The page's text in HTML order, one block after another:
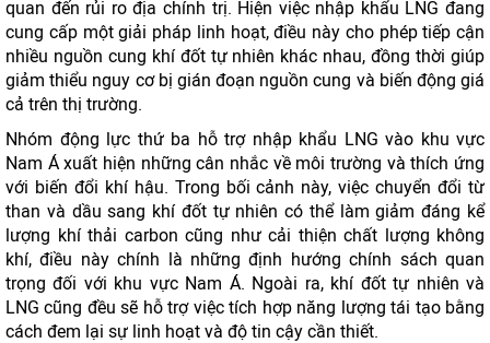
quan đến rủi ro địa chính trị. Hiện việc nhập khẩu LNG đang
cung cấp một giải pháp linh hoạt, điều này cho phép tiếp cận
nhiều nguồn cung khí đốt tự nhiên khác nhau, đồng thời giúp
giảm thiểu nguy cơ bị gián đoạn nguồn cung và biến động giá
cả trên thị trường.
Nhóm động lực thứ ba hỗ trợ nhập khẩu LNG vào khu vực
Nam Á xuất hiện những cân nhắc về môi trường và thích ứng
với biến đổi khí hậu. Trong bối cảnh này, việc chuyển đổi từ
than và dầu sang khí đốt tự nhiên có thể làm giảm đáng kể
lượng khí thải carbon cũng như cải thiện chất lượng không
khí, điều này chính là những định hướng chính sách quan
trọng đối với khu vực Nam Á. Ngoài ra, khí đốt tự nhiên và
LNG cũng đều sẽ hỗ trợ việc tích hợp năng lượng tái tạo bằng
cách đem lại sự linh hoạt và độ tin cậy cần thiết.